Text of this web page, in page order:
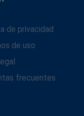
de privacidad
de uso
frecuentes